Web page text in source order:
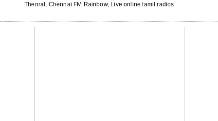
Thenral, Chennai FM Rainbow, Live online tamil radios